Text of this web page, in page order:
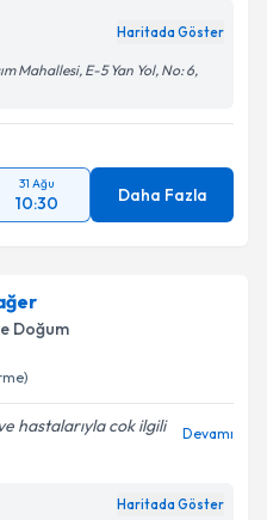
Haritada Göster
Mahallesi, E-5 Yan Yol, No: 6,
31 Ağu
10:30 Daha Fazla
Doğum
hastalarıyla cok ilgili
Devamı
Haritada Göster